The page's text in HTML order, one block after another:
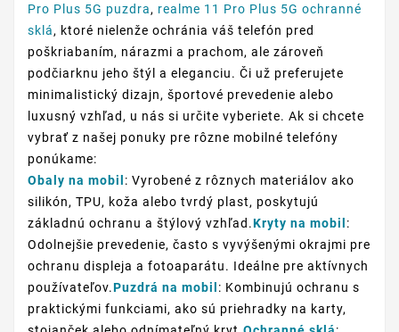
Pro Plus 5G puzdra, realme 11 Pro Plus 5G ochranné
sklá, ktoré nielenže ochránia váš telefón pred
poškriabaním, nárazmi a prachom, ale zároveň
podčiarknu jeho štýl a eleganciu. Či už preferujete
minimalistický dizajn, športové prevedenie alebo
luxusný vzhľad, u nás si určite vyberiete. Ak si chcete
vybrať z našej ponuky pre rôzne mobilné telefóny
ponúkame:
Obaly na mobil : Vyrobené z rôznych materiálov ako
silikón, TPU, koža alebo tvrdý plast, poskytujú
základnú ochranu a štýlový vzhľad.Kryty na mobil :
Odolnejšie prevedenie, často s vyvýšenými okrajmi pre
ochranu displeja a fotoaparátu. Ideálne pre aktívnych
používateľov.Puzdrá na mobil : Kombinujú ochranu s
praktickými funkciami, ako sú priehradky na karty,